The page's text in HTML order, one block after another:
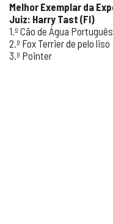
Melhor Exemplar da
Juiz: Harry Tast (FI)
1.º Cão de Água Português
2.º Fox Terrier de pelo liso
3.º Pointer